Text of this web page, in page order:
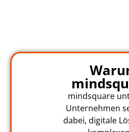
mindsquare
Unternehmen
dabei, digitale